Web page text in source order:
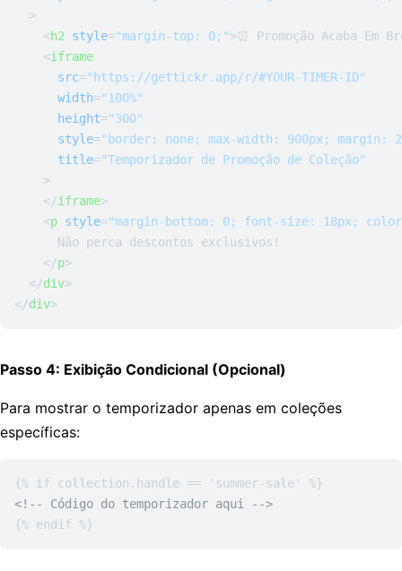
  >
<h2 style="margin-top: 0;">⏰ Promoção Acaba Em
<iframe
src="https://gettickr.app/r/#YOUR-TIMER-ID"
width="100%"
height="300"
style="border: none; max-width: 900px;
title="Temporizador de Promoção de Coleção"
    >
</iframe>
<p style="margin-bottom: 0; font-size: 18px;
      Não perca descontos exclusivos!
</p>
</div>
</div>
Passo 4: Exibição Condicional (Opcional)
Para mostrar o temporizador apenas em coleções
específicas:
<!-- Código do temporizador aqui -->
{% endif %}